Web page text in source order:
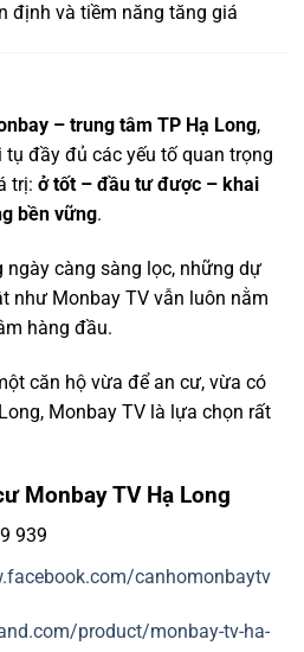
định và tiềm năng tăng giá
– trung tâm TP Hạ Long,
đầy đủ các yếu tố quan trọng
trị: ở tốt – đầu tư được – khai
bền vững.
càng sàng lọc, những dự
như Monbay TV vẫn luôn nằm
hàng đầu.
căn hộ vừa để an cư, vừa có
Monbay TV là lựa chọn rất
Monbay TV Hạ Long
939
canhomonbaytv
product/monbay-tv-ha-